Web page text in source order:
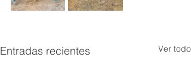
Entradas recientes Ver todo